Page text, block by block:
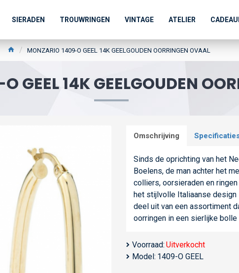
SIERADEN TROUWRINGEN VINTAGE ATELIER
MONZARIO 1409-O GEEL 14K GEELGOUDEN OORRINGEN OVAAL
GEEL 14K GEELGOUDEN
Omschrijving
Sinds de oprichting van het
Boelens, de man achter het
colliers, oorsieraden en
het stijlvolle Italiaanse design
deel uit van een assortiment
oorringen in een sierlijke
Voorraad: Uitverkocht
Model: 1409-O GEEL